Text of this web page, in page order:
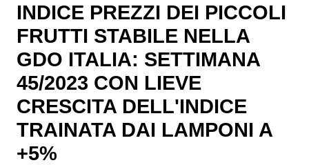
INDICE PREZZI DEI PICCOLI
FRUTTI STABILE NELLA
GDO ITALIA: SETTIMANA
45/2023 CON LIEVE
CRESCITA DELL'INDICE
TRAINATA DAI LAMPONI A
+5%